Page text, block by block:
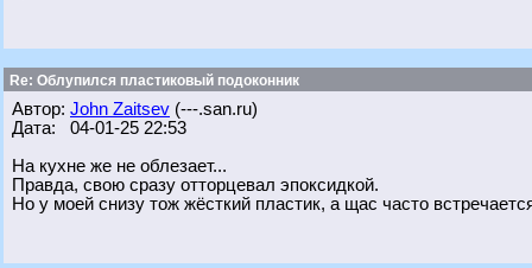
Re: Облупился пластиковый подоконник
Автор: John Zaitsev (---.san.ru)
Дата: 04-01-25 22:53
На кухне же не облезает...
Правда, свою сразу отторцевал эпоксидкой.
Но у моей снизу тож жёсткий пластик, а щас часто